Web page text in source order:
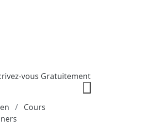
vous Gratuitement
Cours